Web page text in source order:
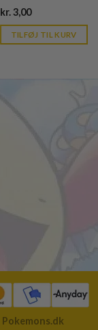
kr.3,00Current
is:
kr. 39,95.
TILFØJ TIL KURV
Pokemons.dk